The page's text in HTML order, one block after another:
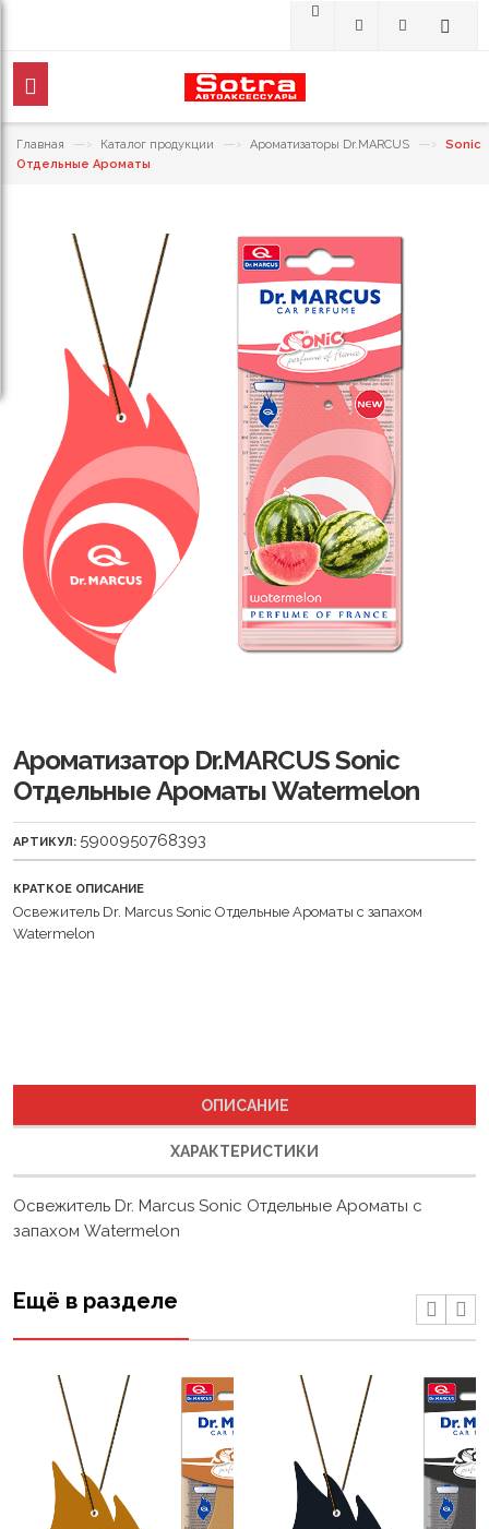
Главная —› Каталог продукции —› Ароматизаторы Dr.MARCUS —›
Sonic
Отдельные Ароматы
Ароматизатор Dr.MARCUS Sonic
Отдельные Ароматы Watermelon
АРТИКУЛ: 5900950768393
КРАТКОЕ ОПИСАНИЕ
Освежитель Dr. Marcus Sonic Отдельные Ароматы с запахом
Watermelon
ХАРАКТЕРИСТИКИ
Освежитель Dr. Marcus Sonic Отдельные Ароматы с
запахом Watermelon